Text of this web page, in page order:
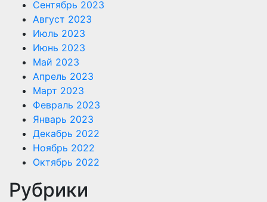
Сентябрь 2023
Август 2023
Июль 2023
Июнь 2023
Май 2023
Апрель 2023
Март 2023
Февраль 2023
Январь 2023
Декабрь 2022
Ноябрь 2022
Октябрь 2022
Рубрики